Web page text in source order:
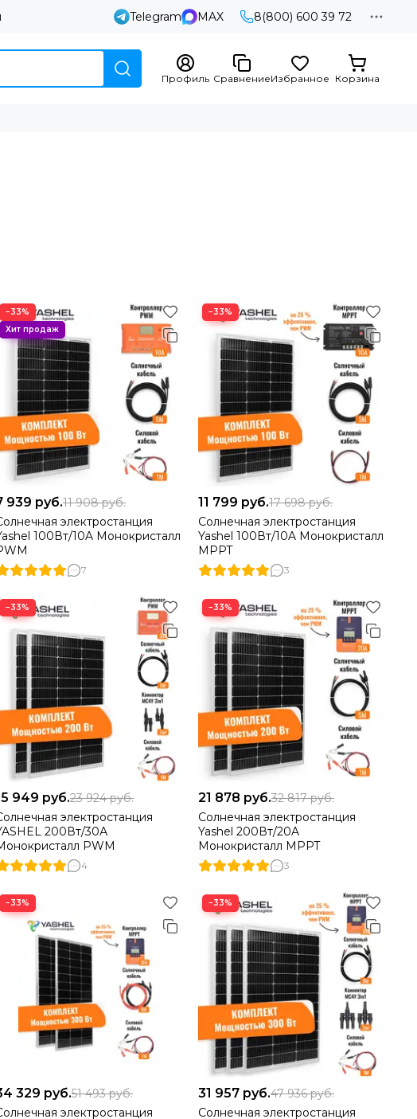
Telegram MAX 8(800) 600 39 72
Профиль СравнениеИзбранное Корзина
−33%
939 руб.11 908руб.
электростанция
100Вт/10A Монокристалл
7
−33%
11 799 руб.17 698руб.
Солнечная электростанция
Yashel 100Вт/10A Монокристалл
MPPT
3
−33%
949 руб.23 924руб.
электростанция
200Вт/30А
PWM
4
−33%
21 878 руб.32 817руб.
Солнечная электростанция
Yashel 200Вт/20A
Монокристалл MPPT
3
−33%
329 руб.51 493руб.
электростанция
−33%
31 957 руб.47 936руб.
Солнечная электростанция